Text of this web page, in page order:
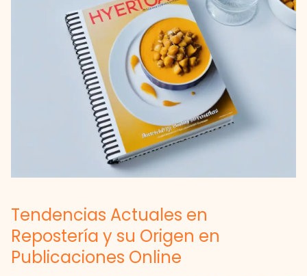
Tendencias Actuales en
Repostería y su Origen en
Publicaciones Online